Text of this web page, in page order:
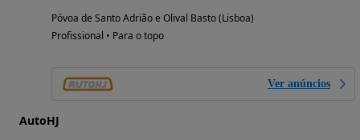
Póvoa de Santo Adrião e Olival Basto (Lisboa)
Profissional • Para o topo
Ver anúncios
AutoHJ